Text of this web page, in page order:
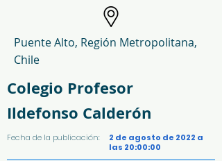
Puente Alto, Región Metropolitana,
Chile
Colegio Profesor
Ildefonso Calderón
Fecha de la publicación:
2 de agosto de 2022 a
las 20:00:00